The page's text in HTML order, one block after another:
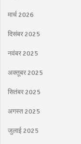
मार्च 2026
दिसंबर 2025
नवंबर 2025
अक्तूबर 2025
सितंबर 2025
अगस्त 2025
जुलाई 2025